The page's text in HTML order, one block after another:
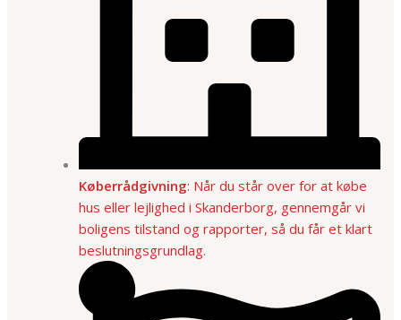
Køberrådgivning: Når du står over for at købe
hus eller lejlighed i Skanderborg, gennemgår vi
boligens tilstand og rapporter, så du får et klart
beslutningsgrundlag.